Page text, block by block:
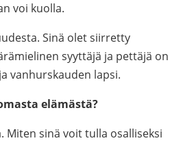
voi kuolla.
Sinä olet siirretty
syyttäjä ja pettäjä on
vanhurskauden lapsi.
elämästä?
sinä voit tulla osalliseksi